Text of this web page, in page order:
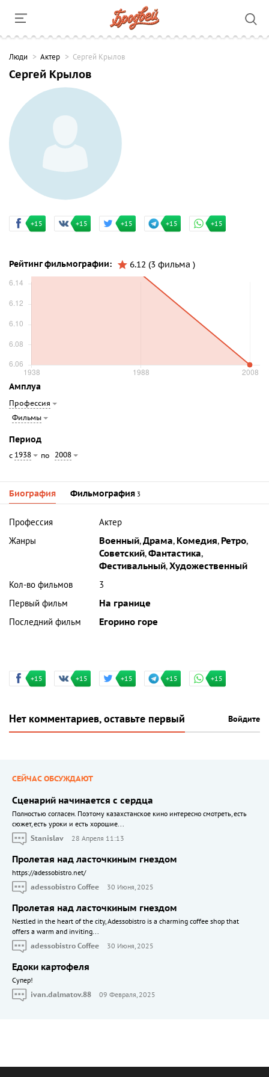
Люди Актер Сергей Крылов
Сергей Крылов
+15 +15 +15 +15 +15
Рейтинг фильмографии: 6.12 (3 фильма )
Амплуа
Профессия
Фильмы
Период
с 1938 по 2008
Биография Фильмография 3
Профессия
Актер
Жанры
Военный,Драма, Комедия, Ретро,
Советский,Фантастика,
Фестивальный,Художественный
Кол-во фильмов
3
Первый фильм
На границе
Последний фильм
Егорино горе
+15 +15 +15 +15 +15
Нет комментариев, оставьте первый Войдите
СЕЙЧАС ОБСУЖДАЮТ
Сценарий начинается с сердца
Полностью согласен. Поэтому казахстанское кино интересно смотреть, есть
сюжет, есть уроки и есть хорошие...
Stanislav
28 Апреля 11:13
Пролетая над ласточкиным гнездом
https://adessobistro.net/
adessobistro Coffee
30 Июня, 2025
Пролетая над ласточкиным гнездом
Nestled in the heart of the city, Adessobistro is a charming coffee shop that
offers a warm and inviting...
adessobistro Coffee
30 Июня, 2025
Едоки картофеля
Cупер!
ivan.dalmatov.88
09 Февраля, 2025